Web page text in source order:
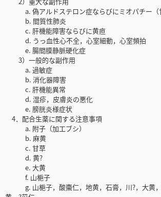
a. 偽アルドステロン症ならびにミオパチー（
b. 間質性肺炎
c. 肝機能障害ならびに黄疸
d. うっ血性心不全，心室細動，心室頻拍
e. 腸間膜静脈硬化症
3）一般的な副作用
a. 過敏症
b. 消化器障害
c. 肝機能異常
d. 湿疹，皮膚炎の悪化
e. 膀胱炎様症状
4．配合生薬に関する注意事項
a. 附子（加工ブシ）
b. 麻黄
c. 甘草
d. 黄?
e. 大黄
f. 山梔子
g. 山梔子，酸棗仁，地黄，石膏，川?，大黄